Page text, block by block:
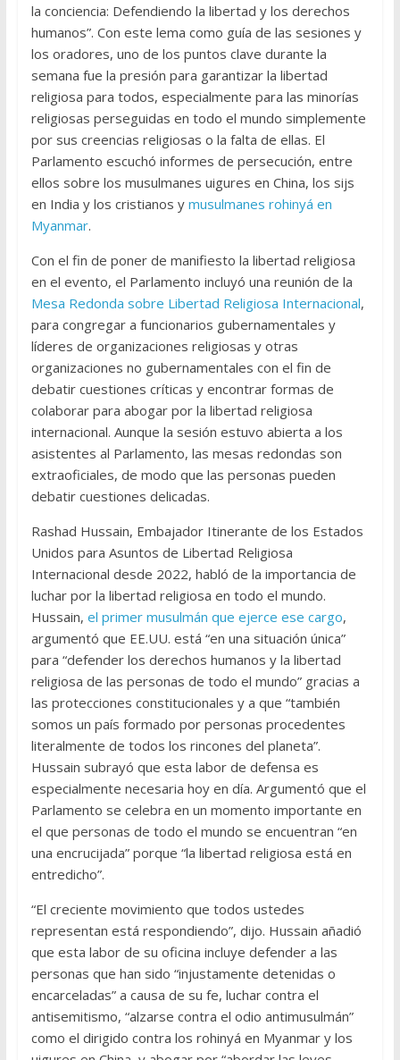
la conciencia: Defendiendo la libertad y los derechos
humanos”. Con este lema como guía de las sesiones y
los oradores, uno de los puntos clave durante la
semana fue la presión para garantizar la libertad
religiosa para todos, especialmente para las minorías
religiosas perseguidas en todo el mundo simplemente
por sus creencias religiosas o la falta de ellas. El
Parlamento escuchó informes de persecución, entre
ellos sobre los musulmanes uigures en China, los sijs
en India y los cristianos y musulmanes rohinyá en
Myanmar.
Con el fin de poner de manifiesto la libertad religiosa
en el evento, el Parlamento incluyó una reunión de la
Mesa Redonda sobre Libertad Religiosa Internacional,
para congregar a funcionarios gubernamentales y
líderes de organizaciones religiosas y otras
organizaciones no gubernamentales con el fin de
debatir cuestiones críticas y encontrar formas de
colaborar para abogar por la libertad religiosa
internacional. Aunque la sesión estuvo abierta a los
asistentes al Parlamento, las mesas redondas son
extraoficiales, de modo que las personas pueden
debatir cuestiones delicadas.
Rashad Hussain, Embajador Itinerante de los Estados
Unidos para Asuntos de Libertad Religiosa
Internacional desde 2022, habló de la importancia de
luchar por la libertad religiosa en todo el mundo.
Hussain, el primer musulmán que ejerce ese cargo,
argumentó que EE.UU. está “en una situación única”
para “defender los derechos humanos y la libertad
religiosa de las personas de todo el mundo” gracias a
las protecciones constitucionales y a que “también
somos un país formado por personas procedentes
literalmente de todos los rincones del planeta”.
Hussain subrayó que esta labor de defensa es
especialmente necesaria hoy en día. Argumentó que el
Parlamento se celebra en un momento importante en
el que personas de todo el mundo se encuentran “en
una encrucijada” porque “la libertad religiosa está en
entredicho”.
“El creciente movimiento que todos ustedes
representan está respondiendo”, dijo. Hussain añadió
que esta labor de su oficina incluye defender a las
personas que han sido “injustamente detenidas o
encarceladas” a causa de su fe, luchar contra el
antisemitismo, “alzarse contra el odio antimusulmán”
como el dirigido contra los rohinyá en Myanmar y los